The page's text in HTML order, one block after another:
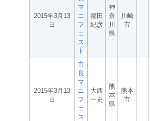
2015年3月13
日
マ
ニ
フ
ェ
ス
ト
福田
紀彦
神
奈
川
県
川崎
市
2015年3月13
日
市
長
マ
ニ
フ
ェ
ス
大西
一史
熊
本
県
熊本
市